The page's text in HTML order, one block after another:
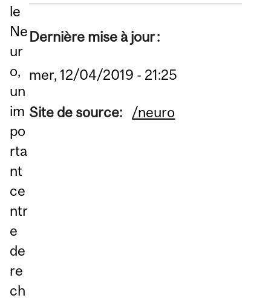
le
Ne
ur
o,
un
im
po
rta
nt
ce
ntr
e
de
re
ch
Dernière mise à jour :
mer, 12/04/2019 - 21:25
Site de source: /neuro